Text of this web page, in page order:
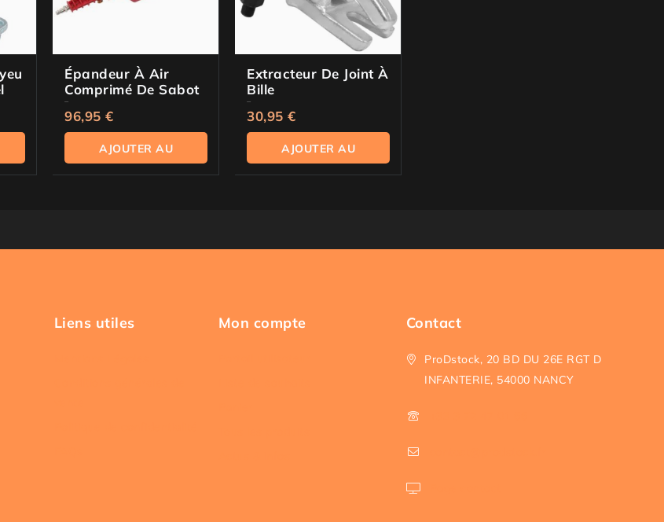
Épandeur À Air
Comprimé De Sabot
96,95 €
AJOUTER AU
PANIER
Extracteur De Joint À
Bille
30,95 €
AJOUTER AU
PANIER
Liens utiles Mon compte Contact
ProDstock, 20 BD DU 26E RGT D
INFANTERIE, 54000 NANCY